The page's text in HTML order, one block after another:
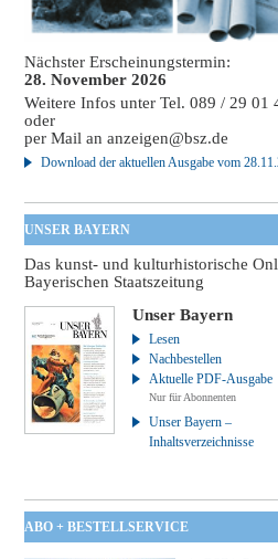
Nächster Erscheinungstermin:
28. November 2026
Weitere Infos unter Tel. 089 / 29 01
oder
per Mail ananzeigen@bsz.de
Download der aktuellen Ausgabe vom
UNSER BAYERN
Das kunst- und kulturhistorische
Bayerischen Staatszeitung
Unser Bayern
Lesen
Nachbestellen
Aktuelle PDF-Ausgabe
Nur für Abonnenten
Unser Bayern –
Inhaltsverzeichnisse
ABO + BESTELLSERVICE